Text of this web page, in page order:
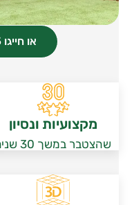
או חייגו 03-7369965
מקצועיות ונסיון
שהצטבר במשך 30 שנים